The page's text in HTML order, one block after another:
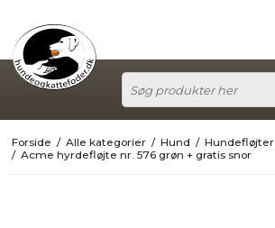
Forside / Alle kategorier / Hund / Hundefløjter
/ Acme hyrdefløjte nr. 576 grøn + gratis snor